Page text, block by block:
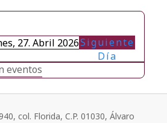
27. Abril 2026Siguiente
Día
eventos
col. Florida, C.P. 01030, Álvaro